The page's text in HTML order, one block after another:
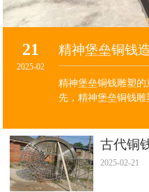
21
2025-02
精神堡垒铜钱
精神堡垒铜钱雕塑
先，‌精神堡垒铜钱
钱雕塑不仅具有装
的繁荣。
古代铜
2025-02-21